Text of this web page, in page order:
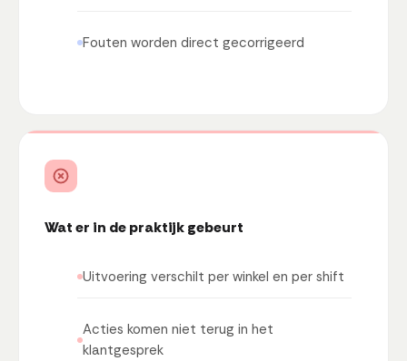
Fouten worden direct gecorrigeerd
Wat er in de praktijk gebeurt
Uitvoering verschilt per winkel en per shift
Acties komen niet terug in het
klantgesprek